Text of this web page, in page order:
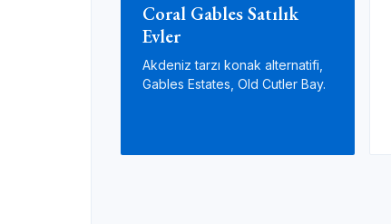
Coral Gables Satılık
Evler
Akdeniz tarzı konak alternatifi,
Gables Estates, Old Cutler Bay.